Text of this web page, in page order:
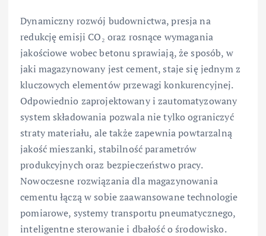
Dynamiczny rozwój budownictwa, presja na
redukcję emisji CO₂ oraz rosnące wymagania
jakościowe wobec betonu sprawiają, że sposób, w
jaki magazynowany jest cement, staje się jednym z
kluczowych elementów przewagi konkurencyjnej.
Odpowiednio zaprojektowany i zautomatyzowany
system składowania pozwala nie tylko ograniczyć
straty materiału, ale także zapewnia powtarzalną
jakość mieszanki, stabilność parametrów
produkcyjnych oraz bezpieczeństwo pracy.
Nowoczesne rozwiązania dla magazynowania
cementu łączą w sobie zaawansowane technologie
pomiarowe, systemy transportu pneumatycznego,
inteligentne sterowanie i dbałość o środowisko.